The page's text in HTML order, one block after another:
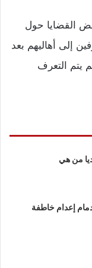
القضايا حول
إلى أهاليهم بعد
يتم التعرف
من هي
إعدام خاطفة